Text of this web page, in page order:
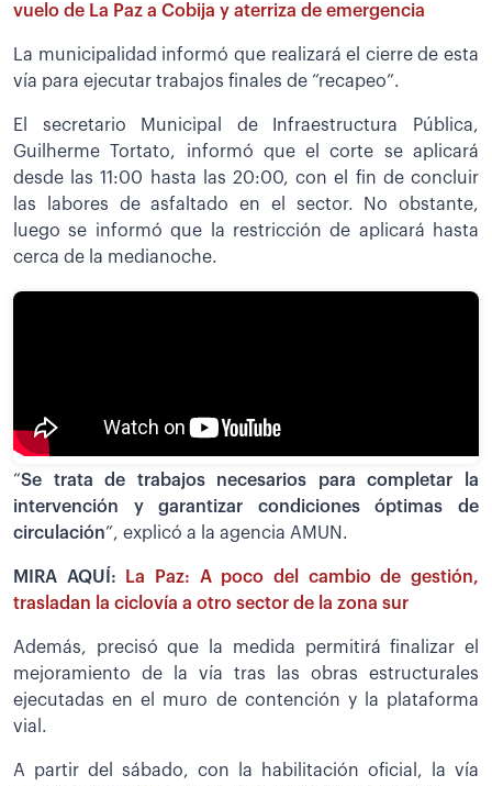
vuelo de La Paz a Cobija y aterriza de emergencia
La municipalidad informó que realizará el cierre de esta
vía para ejecutar trabajos finales de “recapeo”.
El secretario Municipal de Infraestructura Pública,
Guilherme Tortato, informó que el corte se aplicará
desde las 11:00 hasta las 20:00, con el fin de concluir
las labores de asfaltado en el sector. No obstante,
luego se informó que la restricción de aplicará hasta
cerca de la medianoche.
“Se trata de trabajos necesarios para completar la
intervención y garantizar condiciones óptimas de
circulación”, explicó a la agencia AMUN.
MIRA AQUÍ:
La Paz: A poco del cambio de gestión,
trasladan la ciclovía a otro sector de la zona sur
Además, precisó que la medida permitirá finalizar el
mejoramiento de la vía tras las obras estructurales
ejecutadas en el muro de contención y la plataforma
vial.
A partir del sábado, con la habilitación oficial, la vía